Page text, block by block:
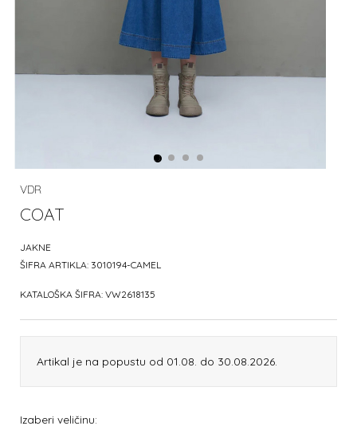
VDR
COAT
JAKNE
ŠIFRA ARTIKLA: 3010194-CAMEL
KATALOŠKA ŠIFRA: VW2618135
Artikal je na popustu od 01.08. do 30.08.2026.
Izaberi veličinu: